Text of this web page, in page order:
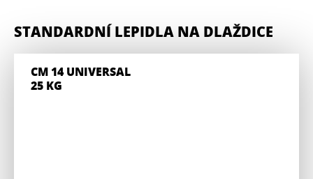
STANDARDNÍ LEPIDLA NA DLAŽDICE
CM 14 UNIVERSAL
25 KG